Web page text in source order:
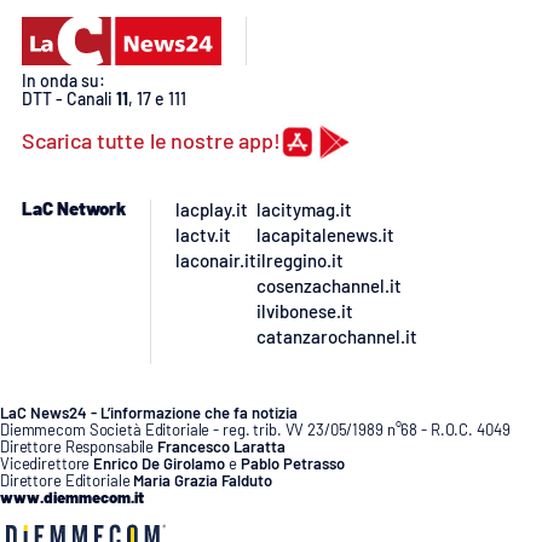
Buona Sanità Calabria
LA
Destinazioni
LAC
NETWORK
In onda su:
DTT - Canali 11, 17 e 111
Scarica tutte le nostre app!
LaC Network
lacplay.it
lactv.it
laconair.it
lacitymag.it
lacapitalenews.it
ilreggino.it
cosenzachannel.it
ilvibonese.it
catanzarochannel.it
LaC News24 - L’informazione che fa notizia
Diemmecom Società Editoriale - reg. trib. VV 23/05/1989 n°68 - R.O.C. 4049
Direttore Responsabile Francesco Laratta
Vicedirettore Enrico De GirolamoePablo Petrasso
Direttore Editoriale Maria Grazia Falduto
www.diemmecom.it